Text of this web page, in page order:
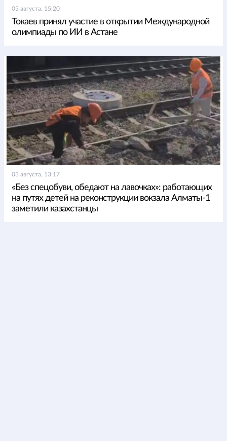
03 августа, 15:20
Токаев принял участие в открытии Международной
олимпиады по ИИ в Астане
03 августа, 13:17
«Без спецобуви, обедают на лавочках»: работающих
на путях детей на реконструкции вокзала Алматы-1
заметили казахстанцы